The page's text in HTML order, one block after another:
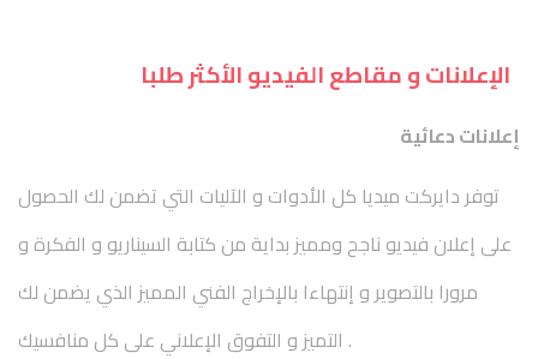
إعلانات دعائية
توفر دايركت ميديا كل الأدوات و الآليات التي تضمن لك الحصول
على إعلان فيديو ناجح ومميز بداية من كتابة السيناريو و الفكرة و
مرورا بالتصوير و إنتهاءا بالإخراج الفني المميز الذي يضمن لك
التميز و التفوق الإعلاني على كل منافسيك .